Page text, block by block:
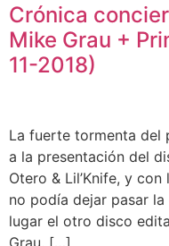
Crónica
Mike Grau +
11-2018)
La fuerte tormenta del
a la presentación del
Otero & Lil’Knife, y
no podía dejar pasar
lugar el otro disco
Grau, […]